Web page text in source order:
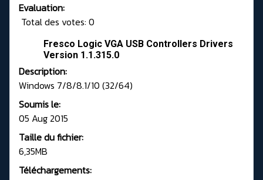
Evaluation:
Total des votes: 0
Fresco Logic VGA USB Controllers Drivers
Version 1.1.315.0
Description:
Windows 7/8/8.1/10 (32/64)
Soumis le:
05 Aug 2015
Taille du fichier:
6,35MB
Téléchargements: